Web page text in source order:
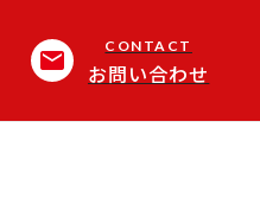
email
CONTACT
お問い合わせ